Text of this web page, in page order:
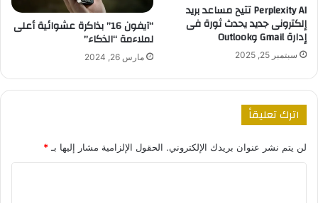
Perplexity AI تتيح مساعد بريد
إلكترونى جديد يحدث ثورة فى
إدارة Gmail وOutlook
سبتمبر 25, 2025
“آيفون 16” بذاكرة عشوائية أعلى
لملاءمة “الذكاء”
مارس 26, 2024
اترك تعليقاً
لن يتم نشر عنوان بريدك الإلكتروني. الحقول الإلزامية مشار إليها بـ*